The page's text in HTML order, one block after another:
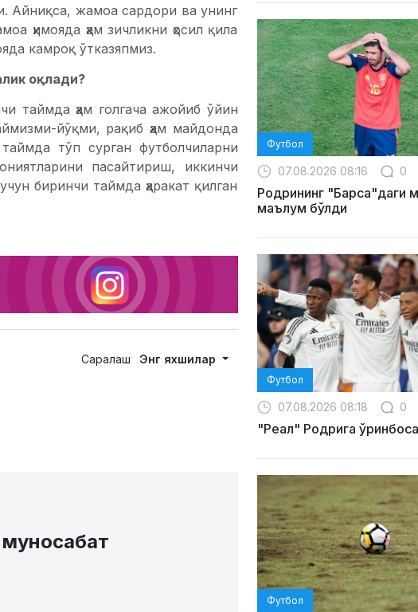
Айниқса, жамоа сардори ва унинг
ҳимояда ҳам зичликни ҳосил қила
камроқ ўтказяпмиз.
оқлади?
таймда ҳам голгача ажойиб ўйин
йўқми, рақиб ҳам майдонда
тўп сурган футболчиларни
пасайтириш, иккинчи
биринчи таймда ҳаракат қилган
Саралаш Энг яхшилар
Футбол
07.08.2026 08:16 0
Родрининг "Барса"даги
маълум бўлди
Футбол
07.08.2026 08:18 0
"Реал" Родрига
Футбол